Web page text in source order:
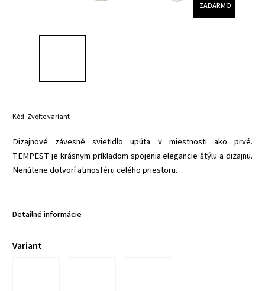
ZADARMO
Kód: Zvoľte variant
Dizajnové závesné svietidlo upúta v miestnosti ako prvé.
TEMPEST je krásnym príkladom spojenia elegancie štýlu a dizajnu.
Nenútene dotvorí atmosféru celého priestoru.
Detailné informácie
Variant